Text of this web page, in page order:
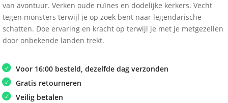
van avontuur. Verken oude ruïnes en dodelijke kerkers. Vecht
tegen monsters terwijl je op zoek bent naar legendarische
schatten. Doe ervaring en kracht op terwijl je met je metgezellen
door onbekende landen trekt.
Voor 16:00 besteld, dezelfde dag verzonden
Gratis retourneren
Veilig betalen